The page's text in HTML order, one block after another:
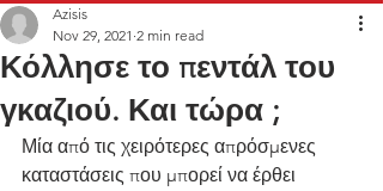
Κόλλησε το πεντάλ του
γκαζιού. Και τώρα ;
Azisis
Nov 29, 2021 2 min read
Μία από τις χειρότερες απρόσμενες
καταστάσεις που μπορεί να έρθει